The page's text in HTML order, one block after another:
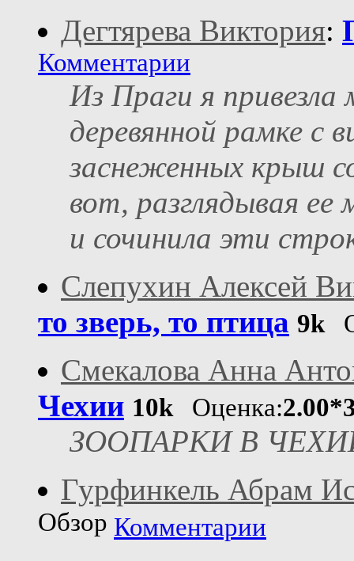
Дегтярева Виктория:
Комментарии
Из Праги я
деревянной рамке с
заснеженных крыш
вот, разглядывая ее
и сочинила эти
Слепухин Алексей
то зверь, то птица 9k
Смекалова Анна
Чехии 10kОценка:
ЗООПАРКИ В
Гурфинкель Абрам
Обзор Комментарии